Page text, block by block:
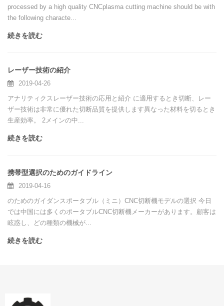
processed by a high quality CNCplasma cutting machine should be with
the following characte...
続きを読む
レーザー技術の紹介
2019-04-26
アナリティクスレーザー技術の応用と紹介 に適用するとき切断、レー
ザー技術は非常に優れた切断品質を提供します異なった材料を切るとき
生産効率。 2メインの中...
続きを読む
携帯型選択のためのガイドライン
2019-04-16
のためのガイダンスポータブル（ミニ）CNC切断機モデルの選択 今日
では中国には多くのポータブルCNC切断機メーカーがあります。顧客は
眩惑し、どの種類の機械が...
続きを読む